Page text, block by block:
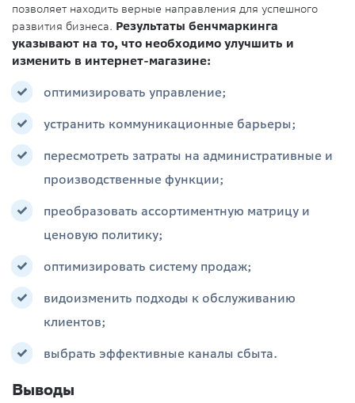
позволяет находить верные направления для успешного
развития бизнеса. Результаты бенчмаркинга
указывают на то, что необходимо улучшить и
изменить в интернет-магазине:
оптимизировать управление;
устранить коммуникационные барьеры;
пересмотреть затраты на административные и
производственные функции;
преобразовать ассортиментную матрицу и
ценовую политику;
оптимизировать систему продаж;
видоизменить подходы к обслуживанию
клиентов;
выбрать эффективные каналы сбыта.
Выводы